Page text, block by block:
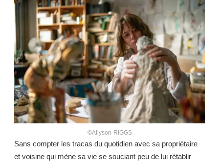
©Allyson-RIGGS
Sans compter les tracas du quotidien avec sa propriétaire
et voisine qui mène sa vie se souciant peu de lui rétablir